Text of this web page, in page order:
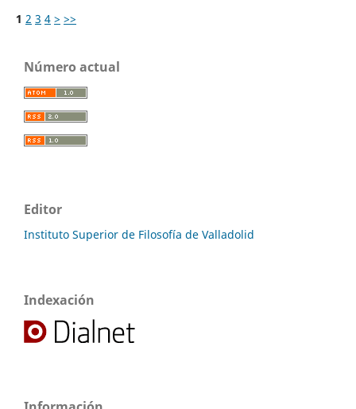
1 2 3 4 > >>
Número actual
Editor
Instituto Superior de Filosofía de Valladolid
Indexación